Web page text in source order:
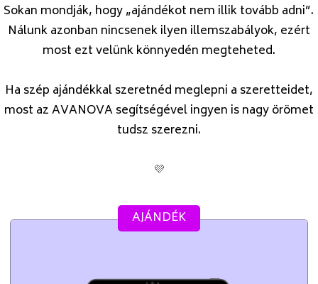
Sokan mondják, hogy „ajándékot nem illik tovább adni”.
Nálunk azonban nincsenek ilyen illemszabályok, ezért
most ezt velünk könnyedén megteheted.
Ha szép ajándékkal szeretnéd meglepni a szeretteidet,
most az AVANOVA segítségével ingyen is nagy örömet
tudsz szerezni.
💜
AJÁNDÉK